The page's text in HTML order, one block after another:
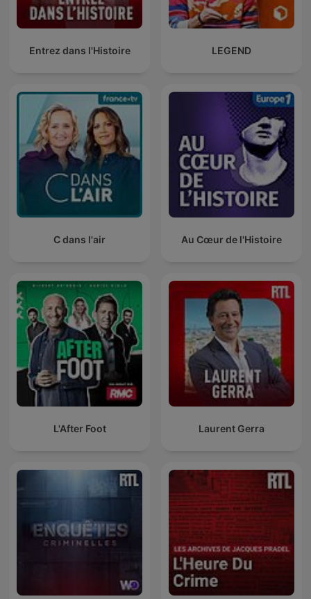
Entrez dans l'Histoire LEGEND
C dans l'air Au Cœur de l'Histoire
L'After Foot Laurent Gerra